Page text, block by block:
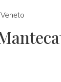
Veneto